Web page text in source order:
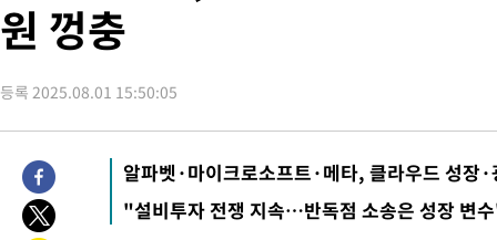
-11453초 전 >“美 이란전 무기 소진…북한과 분쟁시 주한 미군 취약해질 수
-26074초 전 >'여긴 20도, 저긴 50도'…열화상 카메라로 본 폭염 저감시설 '
-19139초 전 >튀르키예 외무장관, "메카 3국 방위협정은 이란이 목표 아냐 "
-16347초 전 >이군이 불법 군시설 건설한 레바논 남부에서 레바논군 3명 폭
부상
-13465초 전 >
[속보]美중부 사령관, 이스라엘 긴급방문 다중화된 전선 상황
-11529초 전 >
美 국방부, 켄달 전 공군장관 보안허가 취소…“에어포스원 기
보, 언론 누출”
-11498초 전 >
‘축구의 신’ 아르헨티나 축구 선수 메시의 부친 지병 별세
원 껑충
등록 2025.08.01 15:50:05
알파벳·마이크로소프트·메타, 클라우드 성장
"설비투자 전쟁 지속…반독점 소송은 성장 변